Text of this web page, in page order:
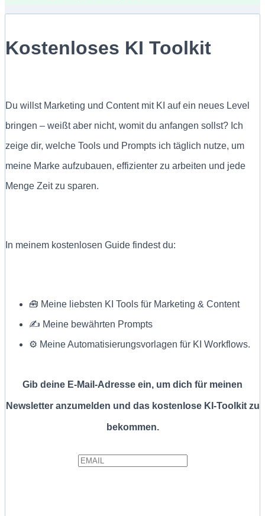
Kostenloses KI Toolkit
Du willst Marketing und Content mit KI auf ein neues Level
bringen – weißt aber nicht, womit du anfangen sollst? Ich
zeige dir, welche Tools und Prompts ich täglich nutze, um
meine Marke aufzubauen, effizienter zu arbeiten und jede
Menge Zeit zu sparen.
In meinem kostenlosen Guide findest du:
🧰 Meine liebsten KI Tools für Marketing & Content
✍ Meine bewährten Prompts
⚙️ Meine Automatisierungsvorlagen für KI Workflows.
Gib deine E-Mail-Adresse ein, um dich für meinen
Newsletter anzumelden und das kostenlose KI-Toolkit zu
bekommen.